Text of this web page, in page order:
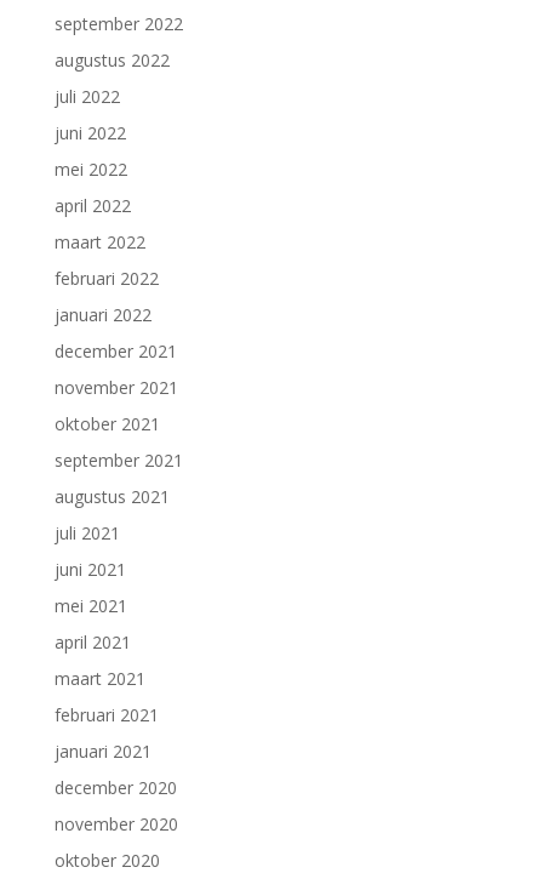
september 2022
augustus 2022
juli 2022
juni 2022
mei 2022
april 2022
maart 2022
februari 2022
januari 2022
december 2021
november 2021
oktober 2021
september 2021
augustus 2021
juli 2021
juni 2021
mei 2021
april 2021
maart 2021
februari 2021
januari 2021
december 2020
november 2020
oktober 2020